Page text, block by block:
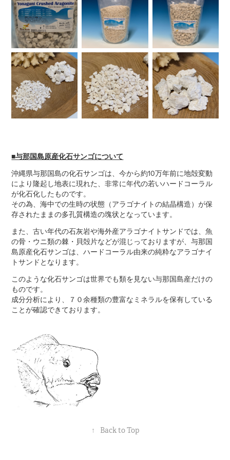
■与那国島原産化石サンゴについて
沖縄県与那国島の化石サンゴは、今から約10万年前に地殻変動
により隆起し地表に現れた、非常に年代の若いハードコーラル
が化石化したものです。
その為、海中での生時の状態（アラゴナイトの結晶構造）が保
存されたままの多孔質構造の塊状となっています。
また、古い年代の石灰岩や海外産アラゴナイトサンドでは、魚
の骨・ウニ類の棘・貝殻片などが混じっておりますが、与那国
島原産化石サンゴは、ハードコーラル由来の純粋なアラゴナイ
トサンドとなります。
このような化石サンゴは世界でも類を見ない与那国島産だけの
ものです。
成分分析により、７０余種類の豊富なミネラルを保有している
ことが確認できております。
↑ Back to Top